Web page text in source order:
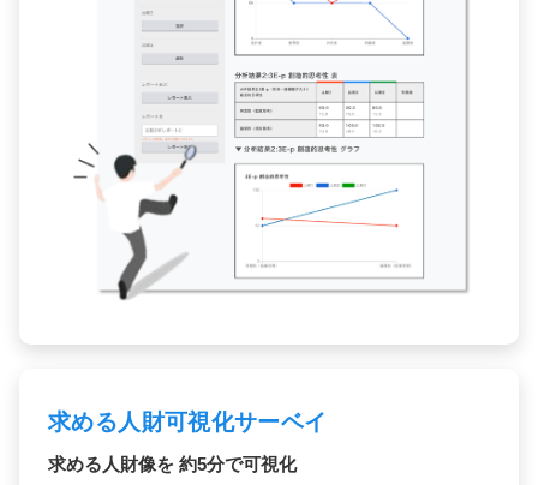
求める人財可視化サーベイ
求める人財像を 約5分で可視化